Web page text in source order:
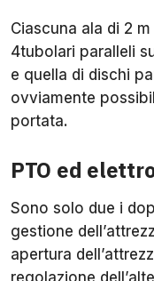
Ciascuna ala di 2
4tubolari paralleli
e quella di dischi
ovviamente
portata.
PTO ed
Sono solo due i
gestione
apertura
regolazione